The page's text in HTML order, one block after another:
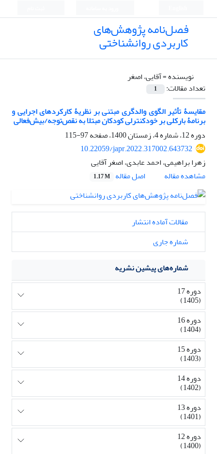
فصل‌نامه پژوهش‌های
کاربردی روانشناختی
نویسنده =آقایی، اصغر
تعداد مقالات:
1
مقایسۀ تأثیر الگوی والدگری مبتنی بر نظریۀ کارکردهای اجرایی و
برنامۀ بارکلی بر خودکنترلی کودکان مبتلا به نقص‌توجه/بیش‌فعالی
دوره 12، شماره 4، زمستان 1400، صفحه
97-115
10.22059/japr.2022.317002.643732
زهرا براهیمی، احمد عابدی، اصغر آقایی
مشاهده مقاله
اصل مقاله 1.17 M
مقالات آماده انتشار
شماره جاری
شماره‌های پیشین نشریه
دوره 17
(1405)
دوره 16
(1404)
دوره 15
(1403)
دوره 14
(1402)
دوره 13
(1401)
دوره 12
(1400)